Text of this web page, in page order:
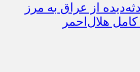
حادثه‌دیده از عراق به مرز
هلال‌احمر